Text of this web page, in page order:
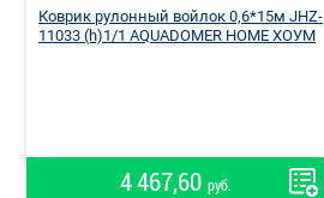
Коврик рулонный войлок 0,6*15м JHZ-
11033 (h)1/1 AQUADOMER HOME ХОУM
4 467,60 руб.